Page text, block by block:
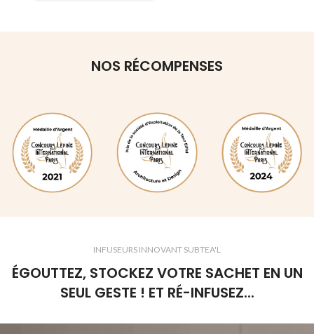
NOS RÉCOMPENSES
INFUSEURS INNOVANT SUBTEA'L
ÉGOUTTEZ, STOCKEZ VOTRE SACHET EN UN
SEUL GESTE ! ET RÉ-INFUSEZ...